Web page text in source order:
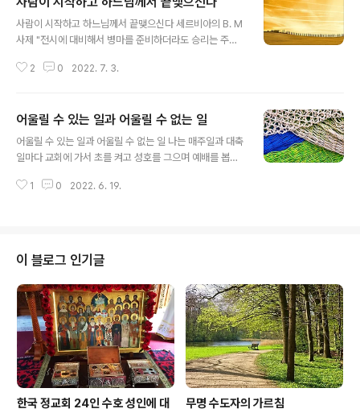
사람이 시작하고 하느님께서 끝맺으신다 세르비아의 B. M
사제 "전시에 대비해서 병마를 준비하더라도 승리는 주께
해야 한다. 그 외에도 모든 가능한 준비는 다 해야 한다. 그
적 투쟁도 마찬가지다. 우리는 덕을 쌓기 위해 노력하면서
할 수 있는 데까지 최선을 다해 준비해야 한다. 그러나 결과
는 하느님께 달린 것이다. 우리의 준비는 하느님께 무언가
받아들여지는 것이 아니라 하느님의 응답으로 받아들여진
2 0 2022. 7. 3.
어울릴 수 있는 일과 어울릴 수 없는 일
어울릴 수 있는 일과 어울릴 수 없는 일 나는 매주일과 대축
일마다 교회에 가서 초를 켜고 성호를 그으며 예배를 봅니
을 계속합니까. 아니면 교회에서 나서면서 다 잊어버리고
으면서 그리스도인으로서 도저히 용서받지 못할 짓이나 하
고 있지 않습니까? 하느님과 마귀는 본질적으로 도저히 어
울릴 수 없는데도 하느님을 믿는 사람들이 어울려서는 안
되는 일에 어울리고 있지는 않습니까? 이렇게 어울려서는
안 되는 일에 어울리고 있는 사람들에게 성서와 교회는 어
떻게 말하고 있습니까? 주님께서는 저 유명한..
1 0 2022. 6. 19.
이 블로그 인기글
한국 정교회 24인 수호 성인에 대
무명 수도자의 가르침